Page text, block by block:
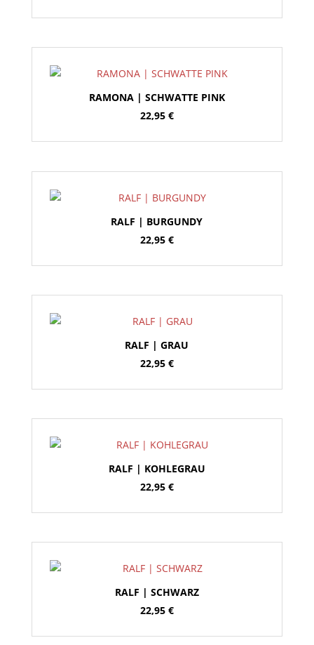
RAMONA | SCHWATTE PINK
22,95 €
RALF | BURGUNDY
22,95 €
RALF | GRAU
22,95 €
RALF | KOHLEGRAU
22,95 €
RALF | SCHWARZ
22,95 €